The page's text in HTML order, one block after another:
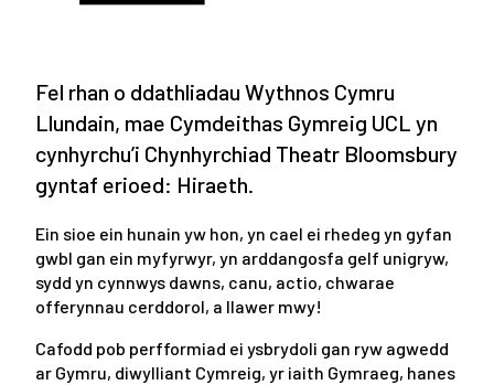
Fel rhan o ddathliadau Wythnos Cymru
Llundain, mae Cymdeithas Gymreig UCL yn
cynhyrchu’i Chynhyrchiad Theatr Bloomsbury
gyntaf erioed: Hiraeth.
Ein sioe ein hunain yw hon, yn cael ei rhedeg yn gyfan
gwbl gan ein myfyrwyr, yn arddangosfa gelf unigryw,
sydd yn cynnwys dawns, canu, actio, chwarae
offerynnau cerddorol, a llawer mwy!
Cafodd pob perfformiad ei ysbrydoli gan ryw agwedd
ar Gymru, diwylliant Cymreig, yr iaith Gymraeg, hanes